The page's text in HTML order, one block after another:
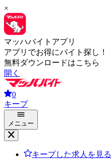
×
マッハバイトアプリ
アプリでお得にバイト探し！
無料ダウンロードはこちら
開く
0
キープ
メニュー
キープした求人を見る